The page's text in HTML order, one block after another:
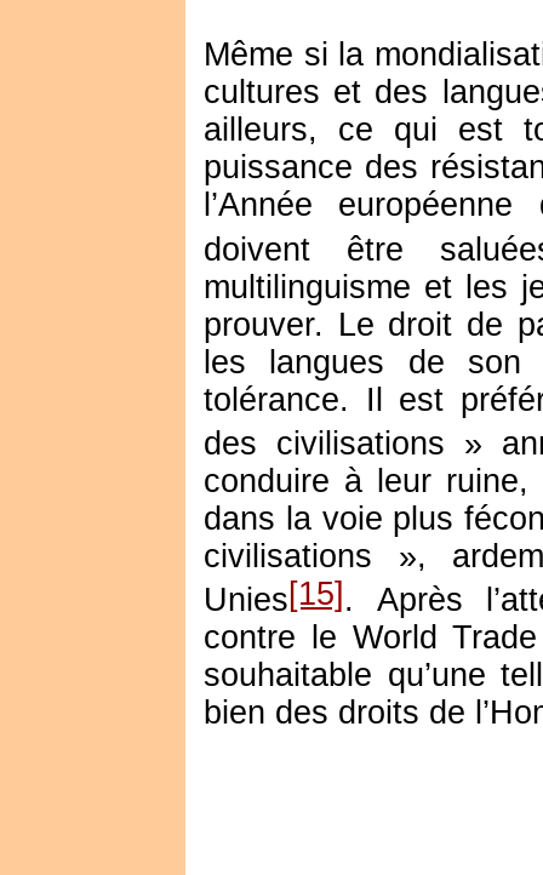
Même si la
cultures et des
ailleurs, ce qui est
puissance des
l’Année
doivent être
multilinguisme et les
prouver. Le droit de
les langues de
tolérance. Il est
des civilisations »
conduire à leur
dans la voie plus
civilisations »,
Unies[15] . Après
contre le World
souhaitable qu’une
bien des droits de